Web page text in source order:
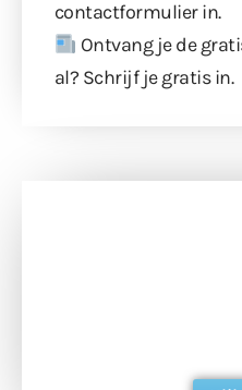
contactformulierin.
Ontvang je de
al? Schrijf je gratis in.